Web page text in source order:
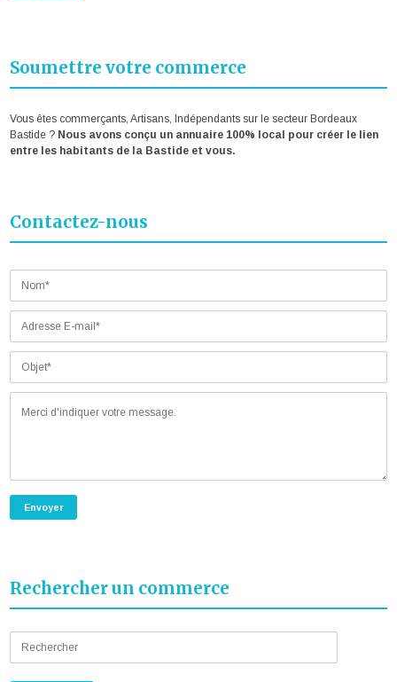
Soumettre votre commerce
Vous êtes commerçants, Artisans, Indépendants sur le secteur Bordeaux
Bastide ? Nous avons conçu un annuaire 100% local pour créer le lien
entre les habitants de la Bastide et vous.
Contactez-nous
Rechercher un commerce